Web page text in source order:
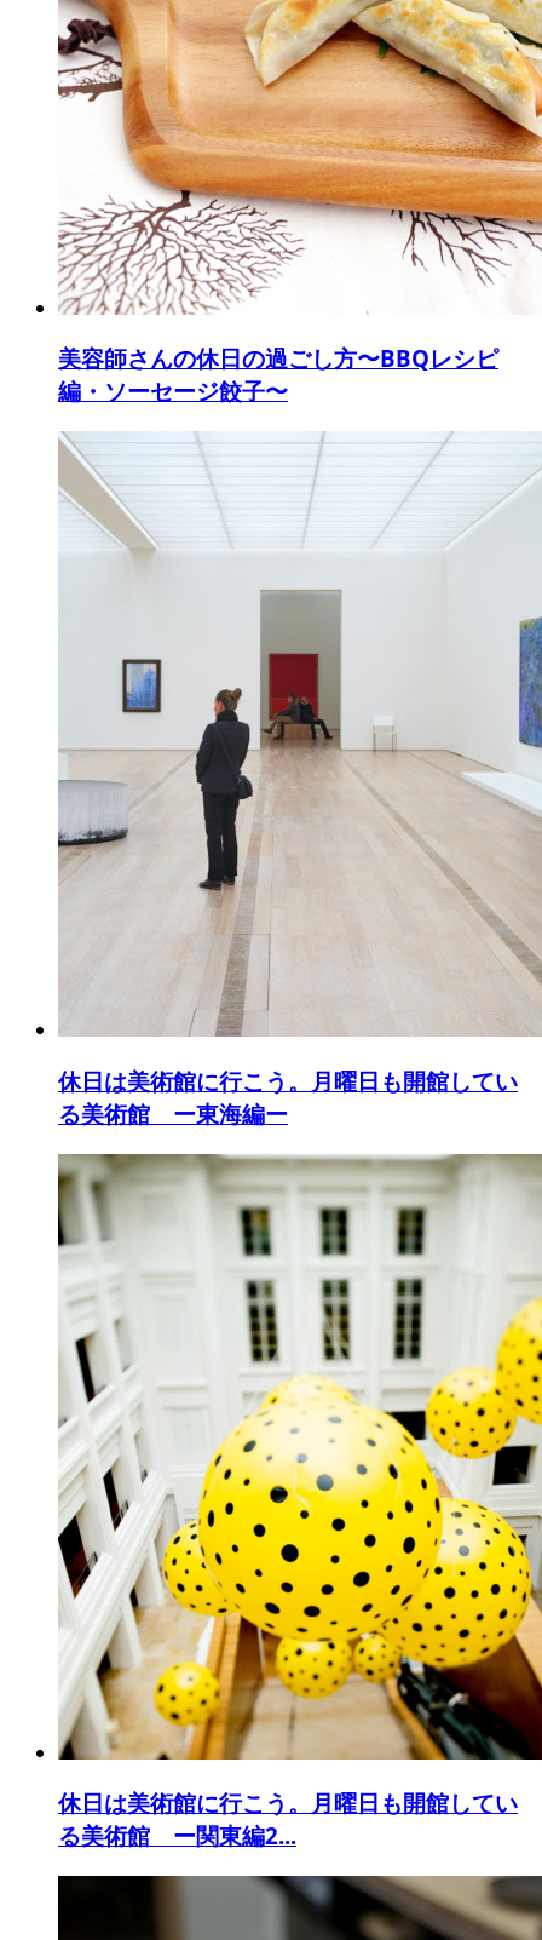
美容師さんの休日の過ごし方〜BBQレシピ
編・ソーセージ餃子〜
休日は美術館に行こう。月曜日も開館してい
る美術館 ー東海編ー
休日は美術館に行こう。月曜日も開館してい
る美術館 ー関東編2...